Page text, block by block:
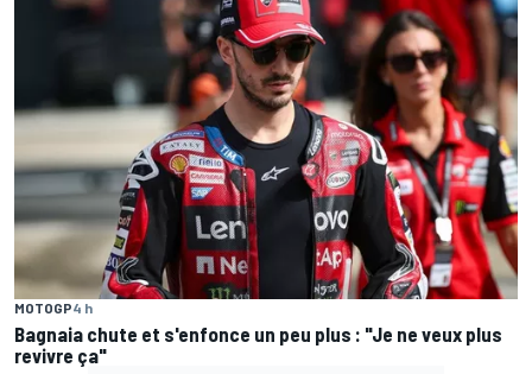
MOTOGP4 h
Bagnaia chute et s'enfonce un peu plus : "Je ne veux plus
revivre ça"